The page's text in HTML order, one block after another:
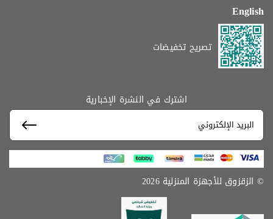
English
تصريح تخفيضات
اشترك في النشرة الإخبارية
© الزقزوق للأجهزة المنزلية 2026